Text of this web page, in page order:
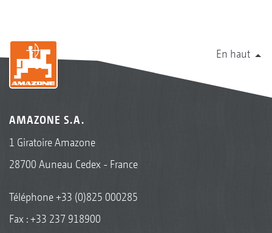
En haut
AMAZONE S.A.
1 Giratoire Amazone
28700 Auneau Cedex - France
Téléphone+33 (0)825 000285
Fax : +33 237 918900